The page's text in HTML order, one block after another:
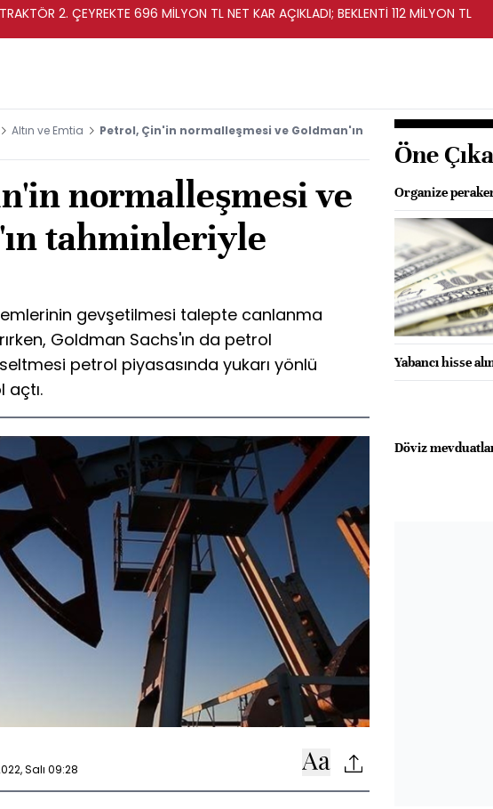
2. ÇEYREKTE 696 MİLYON TL NET KAR AÇIKLADI; BEKLENTİ 112 MİLYON TL
Altın ve Emtia
Petrol, Çin'in normalleşmesi ve Goldman'ın
normalleşmesi ve
tahminleriyle
gevşetilmesi talepte canlanma
Goldman Sachs'ın da petrol
petrol piyasasında yukarı yönlü
Salı 09:28
Öne
Organize
Yabancı hisse
Döviz